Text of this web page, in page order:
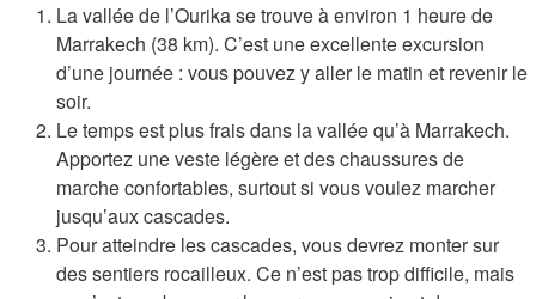
La vallée de l’Ourika se trouve à environ 1 heure de
Marrakech (38 km). C’est une excellente excursion
d’une journée : vous pouvez y aller le matin et revenir le
soir.
Le temps est plus frais dans la vallée qu’à Marrakech.
Apportez une veste légère et des chaussures de
marche confortables, surtout si vous voulez marcher
jusqu’aux cascades.
Pour atteindre les cascades, vous devrez monter sur
des sentiers rocailleux. Ce n’est pas trop difficile, mais